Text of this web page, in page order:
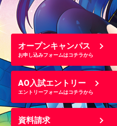
オープンキャンパス
お申し込みフォームはコチラから
AO入試エントリー
エントリーフォームはコチラから
資料請求